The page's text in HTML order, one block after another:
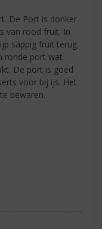
De Port is donker
van rood fruit. In
sappig fruit terug.
ronde port wat
De port is goed
voor bij ijs. Het
bewaren.